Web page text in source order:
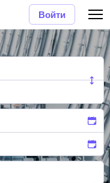
Войти